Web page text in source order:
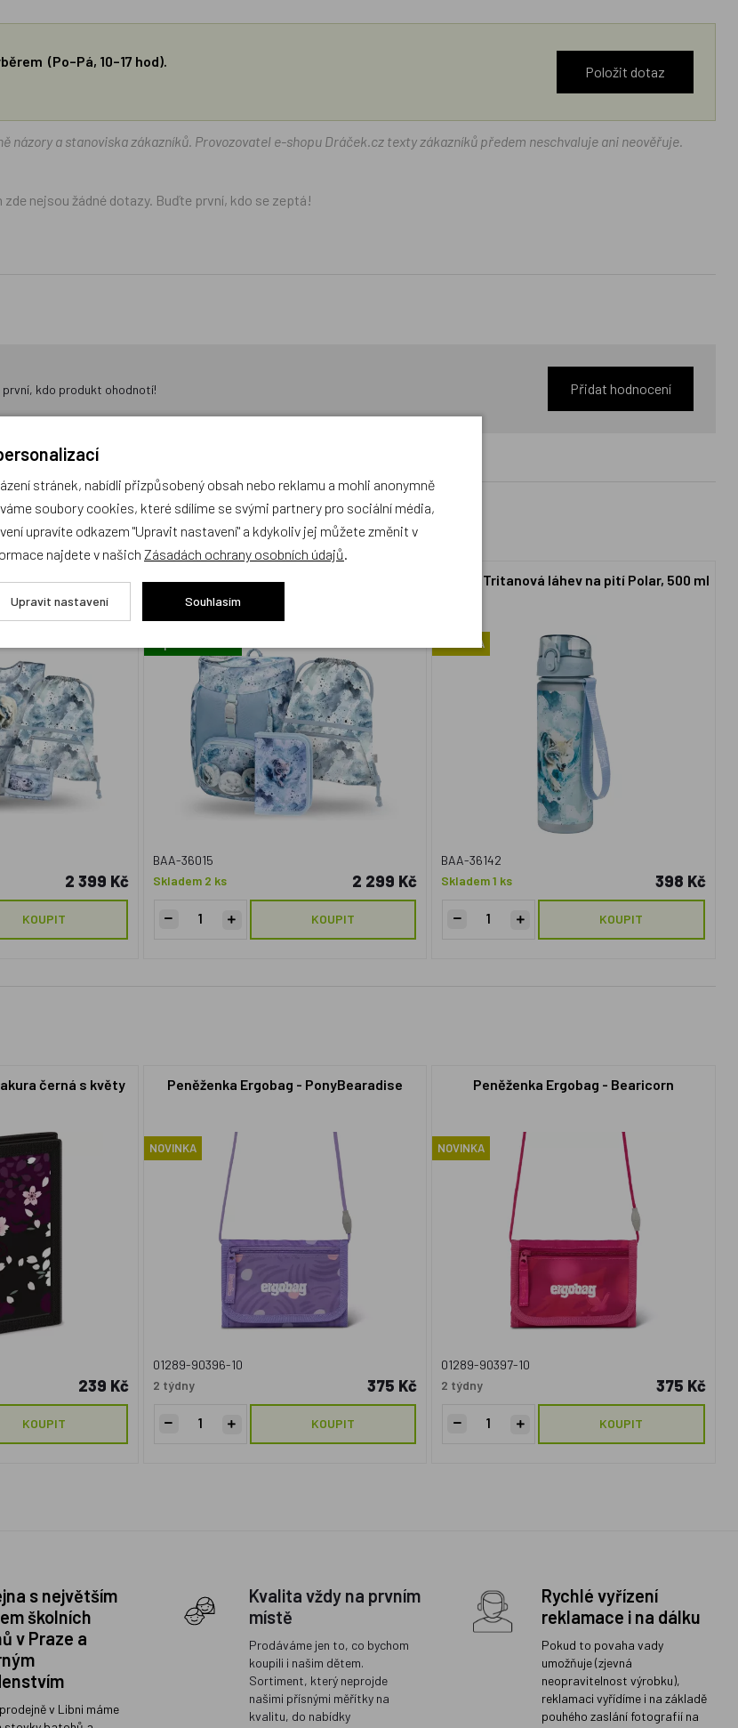
(Po–Pá, 10–17 hod).
Položit dotaz
názory a stanoviska zákazníků. Provozovatel e-shopu Dráček.cz texty zákazníků předem neschvaluje ani neověřuje.
zde nejsou žádné dotazy. Buďte první, kdo se zeptá!
první, kdo produkt ohodnotí! Přidat hodnocení
batoh, penál,
GRS
2 399 Kč
KOUPIT
BAAGL SET 3 Airy Polar: batoh, penál,
BAA-36015
Skladem 2 ks
2 299 Kč
KOUPIT
BAAGL Tritanová láhev na pití Polar, 500 ml
NOVINKA
BAA-36142
Skladem 1 ks
398 Kč
KOUPIT
černá s květy
239 Kč
KOUPIT
Peněženka Ergobag - PonyBearadise
NOVINKA
01289-90396-10
2 týdny
375 Kč
KOUPIT
Peněženka Ergobag - Bearicorn
NOVINKA
01289-90397-10
2 týdny
375 Kč
KOUPIT
s největším
školních
v Praze a
v Libni máme
Kvalita vždy na prvním
místě
Prodáváme jen to, co bychom
koupili i našim dětem.
Sortiment, který neprojde
našimi přísnými měřítky na
kvalitu, do nabídky
Rychlé vyřízení
reklamace i na dálku
Pokud to povaha vady
umožňuje (zjevná
neopravitelnost výrobku),
reklamaci vyřídíme i na základě
pouhého zaslání fotografií na
stránek, nabídli přizpůsobený obsah nebo reklamu a mohli anonymně
soubory cookies, které sdílíme se svými partnery pro sociální média,
upravíte odkazem "Upravit nastavení" a kdykoliv jej můžete změnit v
najdete v našich Zásadách ochrany osobních údajů.
Upravit nastavení Souhlasím